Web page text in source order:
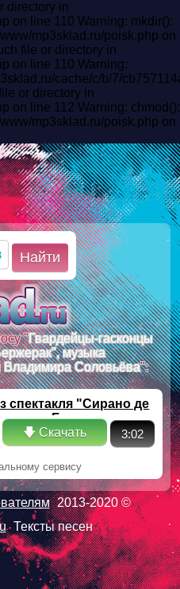
directory in
on line 110 Warning: mkdir():
mp3sklad.ru/poisk.php on
file or directory in
on line 110 Warning:
cache/c/b/7/
or directory in
on line 112 Warning: chmod():
mp3sklad.ru/poisk.php on
Найти
"Гвардейцы-гасконцы
музыка
Владимира Соловьёва":
спектакля "Сирано де
Баскина, стихи
🡇 Скачать 3:02
сервису
2013-2020 ©
Тексты песен